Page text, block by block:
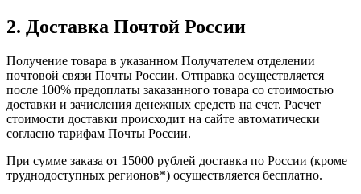
2. Доставка Почтой России
Получение товара в указанном Получателем отделении
почтовой связи Почты России. Отправка осуществляется
после 100% предоплаты заказанного товара со стоимостью
доставки и зачисления денежных средств на счет. Расчет
стоимости доставки происходит на сайте автоматически
согласно тарифам Почты России.
При сумме заказа от 15000 рублей доставка по России (кроме
труднодоступных регионов*) осуществляется бесплатно.